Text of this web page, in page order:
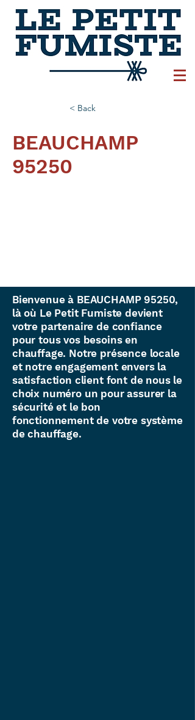
< Back
BEAUCHAMP
95250
Bienvenue à BEAUCHAMP 95250,
là où Le Petit Fumiste devient
votre partenaire de confiance
pour tous vos besoins en
chauffage. Notre présence locale
et notre engagement envers la
satisfaction client font de nous le
choix numéro un pour assurer la
sécurité et le bon
fonctionnement de votre système
de chauffage.